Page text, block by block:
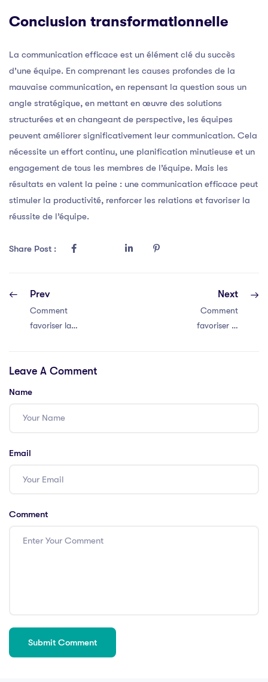
Conclusion transformationnelle
La communication efficace est un élément clé du succès
d’une équipe. En comprenant les causes profondes de la
mauvaise communication, en repensant la question sous un
angle stratégique, en mettant en œuvre des solutions
structurées et en changeant de perspective, les équipes
peuvent améliorer significativement leur communication. Cela
nécessite un effort continu, une planification minutieuse et un
engagement de tous les membres de l’équipe. Mais les
résultats en valent la peine : une communication efficace peut
stimuler la productivité, renforcer les relations et favoriser la
réussite de l’équipe.
Share Post :
Prev
Comment
favoriser la
de votre équipe
Next
Comment
favoriser la
Leave A Comment
Name
Email
Comment